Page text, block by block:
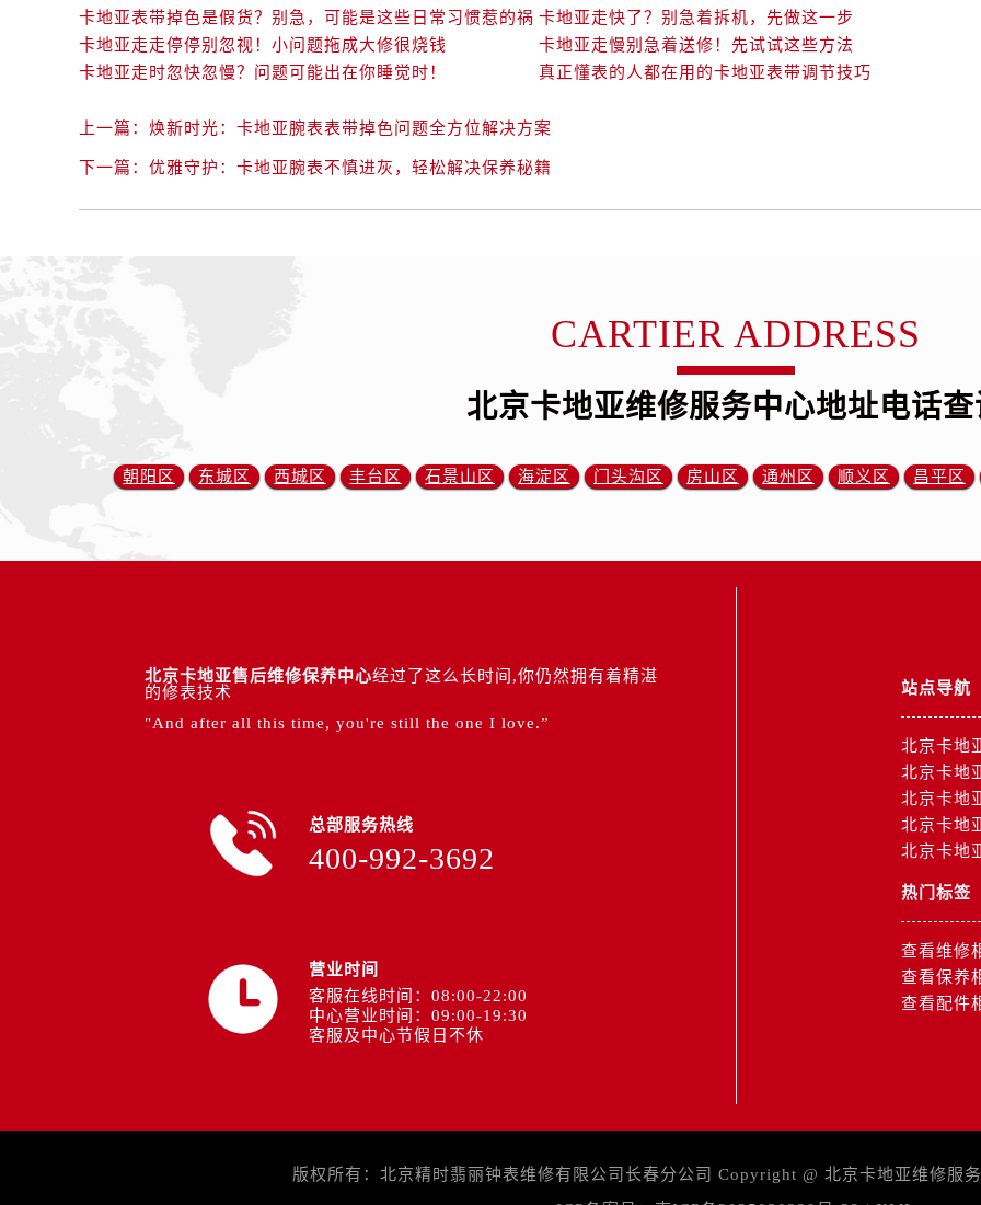
卡地亚表带掉色是假货？别急，可能是这些日常习惯惹的祸 卡地亚走快了？别急着拆机，先做这一步
卡地亚走走停停别忽视！小问题拖成大修很烧钱
卡地亚走慢别急着送修！先试试这些方法
卡地亚走时忽快忽慢？问题可能出在你睡觉时！
真正懂表的人都在用的卡地亚表带调节技巧
上一篇： 焕新时光：卡地亚腕表表带掉色问题全方位解决方案
下一篇： 优雅守护：卡地亚腕表不慎进灰，轻松解决保养秘籍
CARTIER ADDRESS
北京卡地亚维修服务中心地址电话查
朝阳区 东城区 西城区 丰台区 石景山区 海淀区 门头沟区 房山区 通州区 顺义区 昌平区
北京卡地亚售后维修保养中心经过了这么长时间,你仍然拥有着精湛
的修表技术
"And after all this time, you're still the one I love.”
总部服务热线
400-992-3692
营业时间
客服在线时间：08:00-22:00
中心营业时间：09:00-19:30
客服及中心节假日不休
站点导航
北京卡地
北京卡地
北京卡地
北京卡地
北京卡地
热门标签
查看维修
查看保养
查看配件
版权所有：北京精时翡丽钟表维修有限公司长春分公司 Copyright @ 北京卡地亚维修服